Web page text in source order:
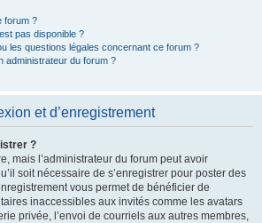
forum ?
pas disponible ?
les questions légales concernant ce forum ?
administrateur du forum ?
et d’enregistrement
?
mais l’administrateur du forum peut avoir
soit nécessaire de s’enregistrer pour poster des
vous permet de bénéficier de
inaccessibles aux invités comme les avatars
privée, l’envoi de courriels aux autres membres,